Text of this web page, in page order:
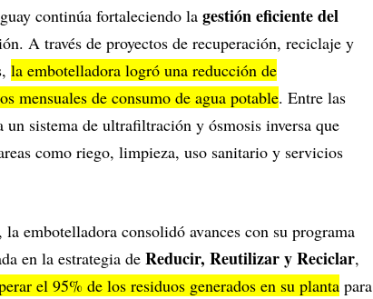
continúa fortaleciendo la gestión eficiente del
A través de proyectos de recuperación, reciclaje y
la embotelladora logró una reducción de
mensuales de consumo de agua potable. Entre las
un sistema de ultrafiltración y ósmosis inversa que
como riego, limpieza, uso sanitario y servicios
, la embotelladora consolidó avances con su programa
en la estrategia de Reducir, Reutilizar y Reciclar,
el 95% de los residuos generados en su planta para